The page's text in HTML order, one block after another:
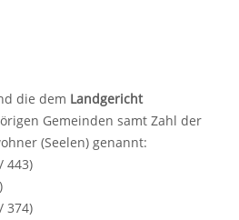
die dem Landgericht
Gemeinden samt Zahl der
(Seelen) genannt:
443)
374)